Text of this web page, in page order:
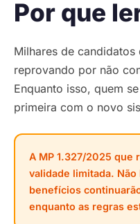
Por que
Milhares de
reprovando por não
Enquanto isso, quem
primeira com o novo
A MP 1.327/2025 que
validade limitada.
benefícios
enquanto as regras